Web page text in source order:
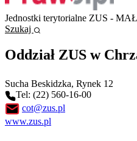
Jednostki terytorialne ZUS -
Szukaj
Oddział ZUS w
Sucha Beskidzka, Rynek 12
Tel: (22) 560-16-00
cot@zus.pl
www.zus.pl